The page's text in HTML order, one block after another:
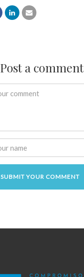
Post a comment